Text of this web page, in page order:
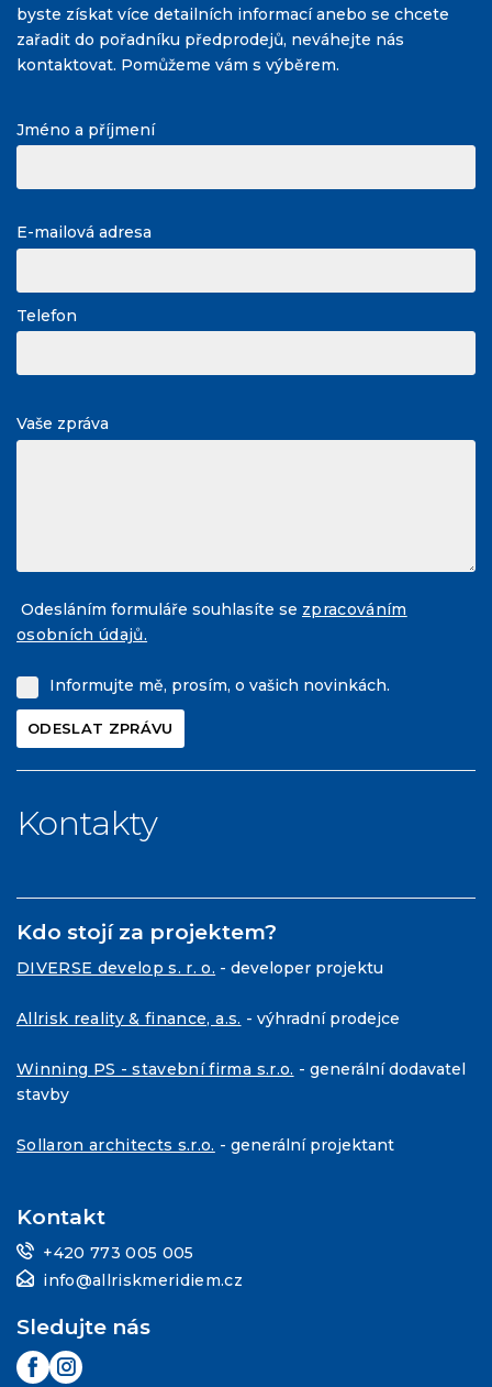
byste získat více detailních informací anebo se chcete
zařadit do pořadníku předprodejů, neváhejte nás
kontaktovat. Pomůžeme vám s výběrem.
Jméno a příjmení
E-mailová adresa
Telefon
Vaše zpráva
Odesláním formuláře souhlasíte se zpracováním
osobních údajů.
Informujte mě, prosím, o vašich novinkách.
Kontakty
Kdo stojí za projektem?
DIVERSE develop s. r. o. - developer projektu
Allrisk reality & finance, a.s. - výhradní prodejce
Winning PS - stavební firma s.r.o. - generální dodavatel
stavby
Sollaron architects s.r.o. - generální projektant
Kontakt
+420 773 005 005
info@allriskmeridiem.cz
Sledujte nás